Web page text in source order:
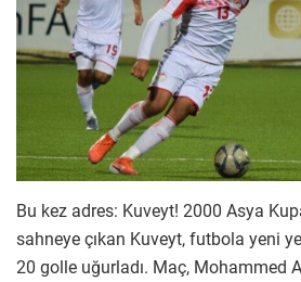
Bu kez adres: Kuveyt! 2000 Asya
sahneye çıkan Kuveyt, futbola yeni
20 golle uğurladı. Maç, Mohammed